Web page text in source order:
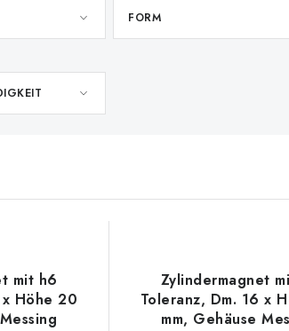
FORM
mit h6
Höhe 20
Zylindermagnet
Toleranz, Dm. 16 x
mm, Gehäuse